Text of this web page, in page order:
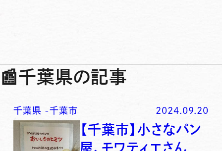
📰千葉県の記事
千葉県 -千葉市 2024.09.20
【千葉市】小さなパン
屋、モワティエさん